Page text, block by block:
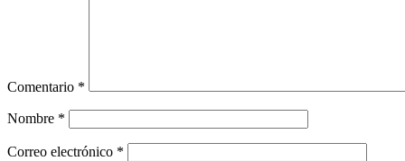
Comentario *
Nombre *
Correo electrónico *